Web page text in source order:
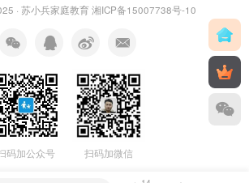
· 苏小兵家庭教育 湘ICP备15007738号-10
码加公众号 扫码加微信